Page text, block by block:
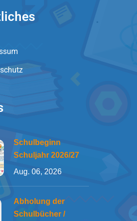
Schulbeginn
Schuljahr 2026/27
Aug. 06, 2026
Abholung der
Schulbücher /